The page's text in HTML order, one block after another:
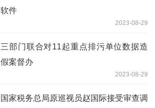
软件
2023-08-29
三部门联合对11起重点排污单位数据造
假案督办
2023-08-29
国家税务总局原巡视员赵国际接受审查调